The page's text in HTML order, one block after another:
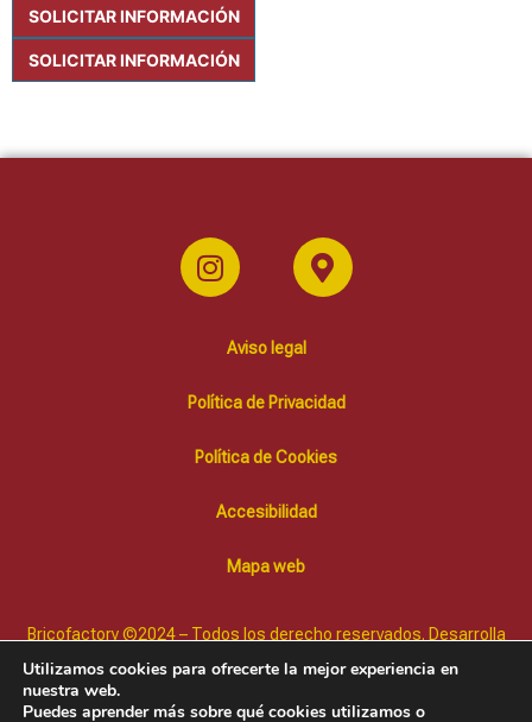
SOLICITAR INFORMACIÓN
SOLICITAR INFORMACIÓN
Aviso legal
Política de Privacidad
Política de Cookies
Accesibilidad
Mapa web
Bricofactory ©2024 – Todos los derecho reservados. Desarrolla
Diffusion Marketing Online
Utilizamos cookies para ofrecerte la mejor experiencia en
nuestra web.
Puedes aprender más sobre qué cookies utilizamos o